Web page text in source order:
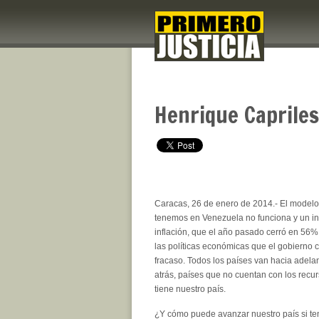
Henrique
Caracas, 26 de enero de 2014.- El
tenemos en Venezuela no funciona y un
inflación, que el año pasado cerró en
las políticas económicas que el gobierno
fracaso. Todos los países van hacia
atrás, países que no cuentan con los
tiene nuestro país.
¿Y cómo puede avanzar nuestro país si